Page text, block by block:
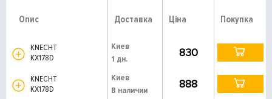
Опис Доставка Ціна Покупка
KNECHT
KX178D
Киев
1 дн.
830
KNECHT
KX178D
Киев
В наличии
888